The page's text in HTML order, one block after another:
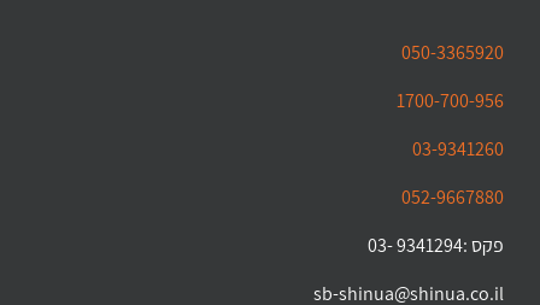
050-3365920
1700-700-956
03-9341260
052-9667880
פקס :9341294 -03
sb-shinua@shinua.co.il